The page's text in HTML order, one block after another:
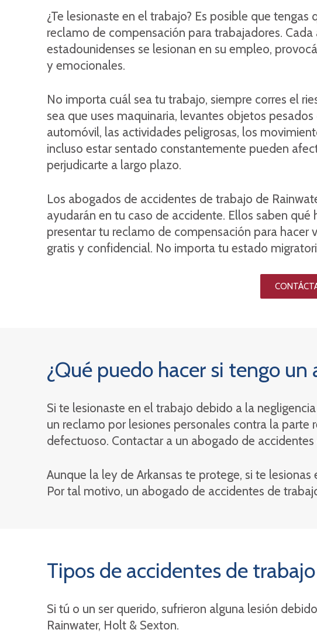
¿Te lesionaste en el trabajo? Es posible que tengas
reclamo de compensación para trabajadores.
estadounidenses se lesionan en su empleo,
y emocionales.
No importa cuál sea tu trabajo, siempre corres el
sea que uses maquinaria, levantes objetos
automóvil, las actividades peligrosas, los
incluso estar sentado constantemente pueden
perjudicarte a largo plazo.
Los abogados de accidentes de trabajo de
ayudarán en tu caso de accidente. Ellos saben qué
presentar tu reclamo de compensación para hacer
gratis y confidencial. No importa tu estado
¿Qué puedo hacer si tengo
Si te lesionaste en el trabajo debido a la
un reclamo por lesiones personales contra la
defectuoso. Contactar a un abogado de
Aunque la ley de Arkansas te protege, si te
Por tal motivo, un abogado de accidentes de
Tipos de accidentes de
Si tú o un ser querido, sufrieron alguna lesión
Rainwater, Holt & Sexton.